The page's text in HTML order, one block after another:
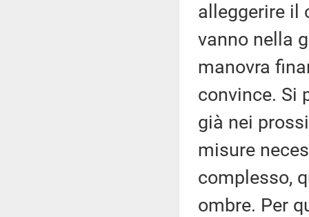
alleggerire il
vanno nella
manovra
convince. Si
già nei
misure
complesso,
ombre. Per